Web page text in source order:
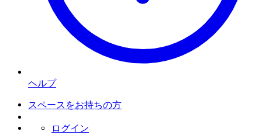
ヘルプ
スペースをお持ちの方
ログイン